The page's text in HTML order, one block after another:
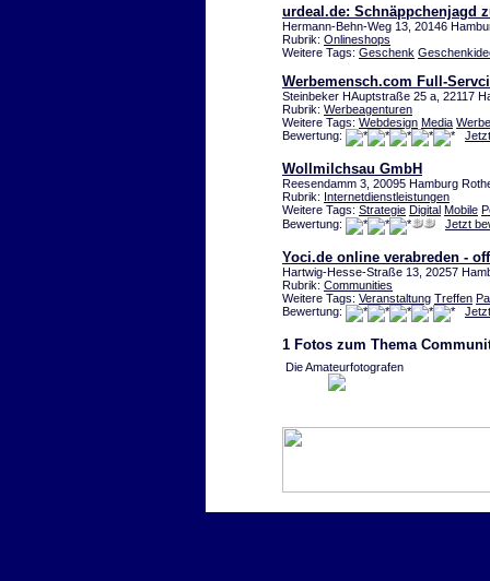
urdeal.de: Schnäppchenjagd
Hermann-Behn-Weg 13, 20146
Rubrik: Onlineshops
Weitere Tags: Geschenk
Werbemensch.com Full-
Steinbeker HAuptstraße 25 a, 22117
Rubrik: Werbeagenturen
Weitere Tags: Webdesign Media
Bewertung:
Wollmilchsau GmbH
Reesendamm 3, 20095 Hamburg
Rubrik: Internetdienstleistungen
Weitere Tags: Strategie Digital Mobile
Bewertung:
Jetzt
Yoci.de online verabreden -
Hartwig-Hesse-Straße 13, 20257
Rubrik: Communities
Weitere Tags: Veranstaltung Treffen
Bewertung:
1 Fotos zum Thema
Die Amateurfotografen